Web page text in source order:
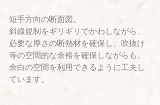
短手方向の断面図。
斜線規制をギリギリでかわしながら、
必要な厚さの断熱材を確保し、吹抜け
等の空間的な余裕を確保しながらも、
余白の空間を利用できるように工夫し
ています。